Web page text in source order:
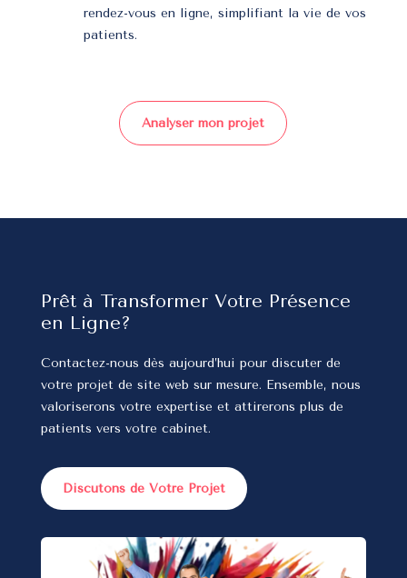
rendez-vous en ligne, simplifiant la vie de vos
patients.
Analyser mon projet
Prêt à Transformer Votre Présence
en Ligne?
Contactez-nous dès aujourd’hui pour discuter de
votre projet de site web sur mesure. Ensemble, nous
valoriserons votre expertise et attirerons plus de
patients vers votre cabinet.
Discutons de Votre Projet